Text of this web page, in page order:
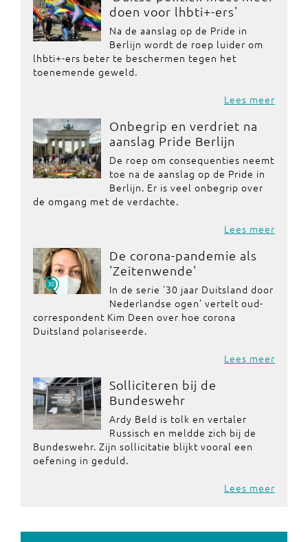
doen voor lhbti+-ers'
Na de aanslag op de Pride in
Berlijn wordt de roep luider om
lhbti+-ers beter te beschermen tegen het
toenemende geweld.
Lees meer
Onbegrip en verdriet na
aanslag Pride Berlijn
De roep om consequenties neemt
toe na de aanslag op de Pride in
Berlijn. Er is veel onbegrip over
de omgang met de verdachte.
Lees meer
De corona-pandemie als
'Zeitenwende'
In de serie '30 jaar Duitsland door
Nederlandse ogen' vertelt oud-
correspondent Kim Deen over hoe corona
Duitsland polariseerde.
Lees meer
Solliciteren bij de
Bundeswehr
Ardy Beld is tolk en vertaler
Russisch en meldde zich bij de
Bundeswehr. Zijn sollicitatie blijkt vooral een
oefening in geduld.
Lees meer